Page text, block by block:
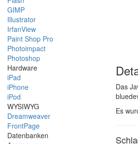
GIMP
Illustrator
IrfanView
Paint Shop Pro
Photoimpact
Photoshop
Hardware
iPad
iPhone
iPod
WYSIWYG
Dreamweaver
FrontPage
Datenbanken
Das
Es